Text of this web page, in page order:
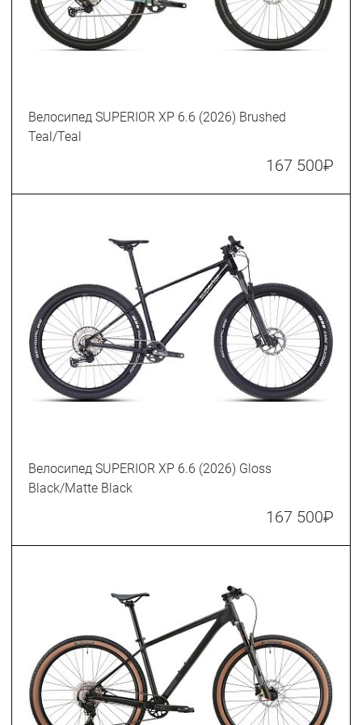
Велосипед SUPERIOR XP 6.6 (2026) Brushed
Teal/Teal
167 500₽
Велосипед SUPERIOR XP 6.6 (2026) Gloss
Black/Matte Black
167 500₽